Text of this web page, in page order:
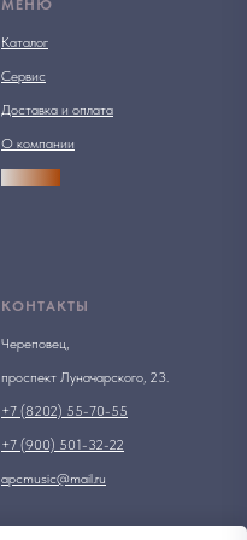
МЕНЮ
Каталог
Сервис
Доставка и оплата
О компании
КОНТАКТЫ
Череповец,
проспект Луначарского, 23.
+7 (8202) 55-70-55
+7 (900) 501-32-22
apcmusic@mail.ru